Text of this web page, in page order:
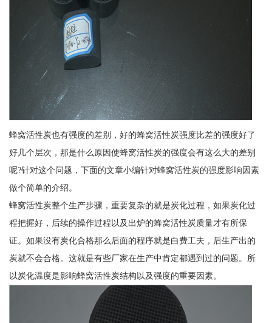
蜂窝活性炭也有强度的差别，好的蜂窝活性炭强度比差的强度好了
好几个层次，那是什么原因使蜂窝活性炭的强度会有这么大的差别
呢?针对这个问题，下面的文章小编针对蜂窝活性炭的强度影响因素
做个简单的介绍。
蜂窝活性炭整个生产步骤，重要复杂的就是炭化过程，如果炭化过
程把握好，后续的操作过程以及出炉的蜂窝活性炭质量才有所保
证。如果没有炭化合格那么后面的程序就是白费工夫，后生产出的
炭就不会合格。这就是有些厂家在生产中肯定都遇到过的问题。所
以炭化温度是影响蜂窝活性炭结构以及强度的重要因素。